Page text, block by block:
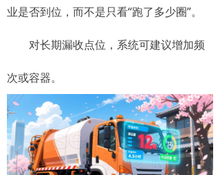
业是否到位，而不是只看“跑了多少圈”。
对长期漏收点位，系统可建议增加频
次或容器。